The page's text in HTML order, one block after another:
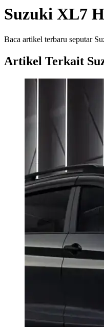
Suzuki XL7
Baca artikel terbaru seputar
Artikel Terkait